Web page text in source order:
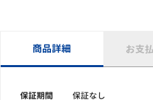
商品詳細 お支
保証期間 保証なし